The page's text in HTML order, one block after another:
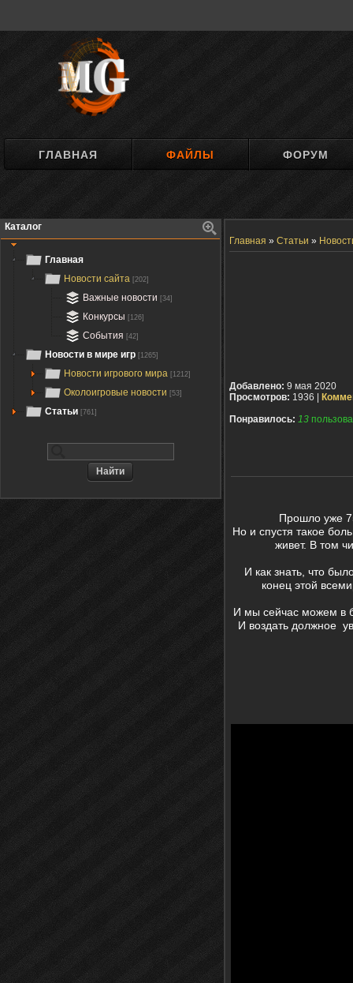
ГЛАВНАЯ ФАЙЛЫ ФОРУМ
Каталог
Главная
Новости сайта [202]
Важные новости [34]
Конкурсы [126]
События [42]
Новости в мире игр [1265]
Новости игрового мира [1212]
Околоигровые новости [53]
Статьи [761]
Главная » Статьи »
Добавлено: 9 мая 2020
Просмотров: 1936 |
Понравилось: 13
Прошло уже
Но и спустя такое
живет. В том
И как знать, что
конец этой
И мы сейчас можем в
И воздать должное